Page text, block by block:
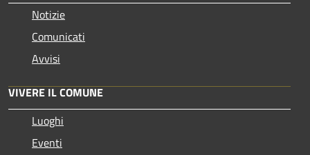
Notizie
Comunicati
Avvisi
VIVERE IL COMUNE
Luoghi
Eventi